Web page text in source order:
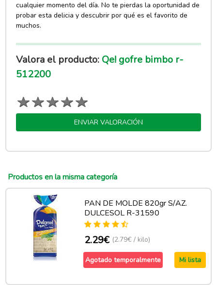
cualquier momento del día. No te pierdas la oportunidad de
probar esta delicia y descubrir por qué es el favorito de
muchos.
Valora el producto: Qe! gofre bimbo r-
512200
ENVIAR VALORACIÓN
Productos en la misma categoría
PAN DE MOLDE 820gr S/AZ.
DULCESOL R-31590
2.29€ (2.79€ / kilo)
Agotado temporalmente Mi lista